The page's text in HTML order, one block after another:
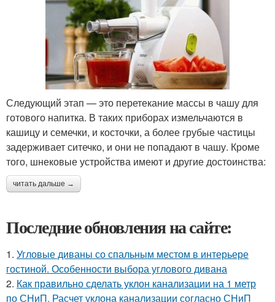
Следующий этап — это перетекание массы в чашу для
готового напитка. В таких приборах измельчаются в
кашицу и семечки, и косточки, а более грубые частицы
задерживает ситечко, и они не попадают в чашу. Кроме
того, шнековые устройства имеют и другие достоинства:
читать дальше →
Последние обновления на сайте:
1. Угловые диваны со спальным местом в интерьере
гостиной. Особенности выбора углового дивана
2. Как правильно сделать уклон канализации на 1 метр
по СНиП. Расчет уклона канализации согласно СНиП